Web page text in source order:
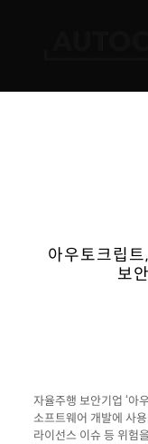
아우토크립
보
자율주행 보안기업 ‘아
소프트웨어 개발에 사
라이선스 이슈 등 위험